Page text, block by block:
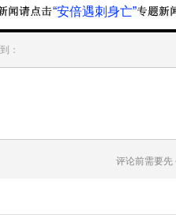
“安倍遇刺身亡”
：
评论前需要先